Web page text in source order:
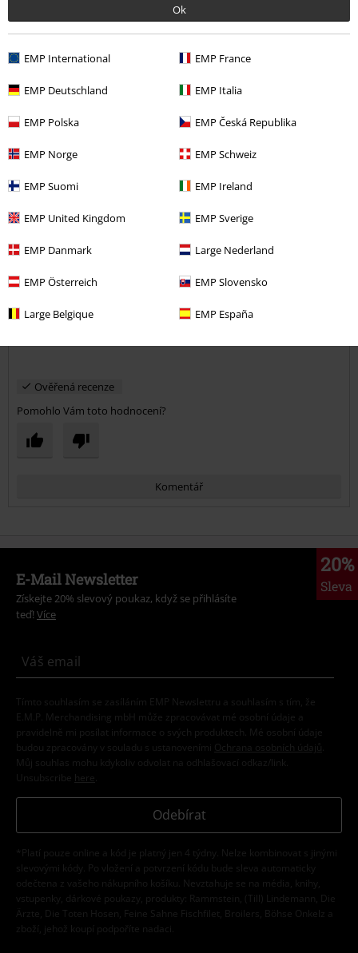
Ok
EMP International EMP France
EMP Deutschland EMP Italia
EMP Polska EMP Česká Republika
EMP Norge EMP Schweiz
EMP Suomi EMP Ireland
EMP United Kingdom EMP Sverige
EMP Danmark Large Nederland
EMP Österreich EMP Slovensko
Large Belgique EMP España
Pomohlo Vám toto hodnocení?
Komentář
Odeslat komentář
Publikováno: Neděle, 31.07.2016
:)
krásný kousek,jsem z něj nadšená a přítel taky :)
mému padne parádně.
Ověřená recenze
Pomohlo Vám toto hodnocení?
Komentář
20%
Sleva
E-Mail Newsletter
Získejte 20% slevový poukaz, když se přihlásíte
teď! Více
Tímto souhlasím se zasíláním EMP Newslettru a souhlasím s tím, že
E.M.P. Merchandising mbH může zpracovávat mé osobní údaje a
pravidelně mi posílat informace o svých produktech. Mé osobní údaje
budou zpracovány v souladu s ustanoveními
Ochrana osobních údajů
Můj souhlas mohu kdykoliv odvolat na odhlašovací odkaz/link.
Unsubscribe here
Odebírat
*Platí pouze online a kód je platný jen 4 týdny. Nelze kombinovat s jinými
slevovými kódy. Po vložení a potvrzení kódu bude sleva automaticky
odečtena z vašeho nákupního košíku. Nevztahuje se na média, knihy,
vstupenky, dárkové poukazy, produkty: Rammstein, (Till) Lindemann, Die
Ärzte, Die Toten Hosen, Feine Sahne Fischfilet, Broilers, Böhse Onkelz a
zboží, jehož koupí podpoříte nadaci.